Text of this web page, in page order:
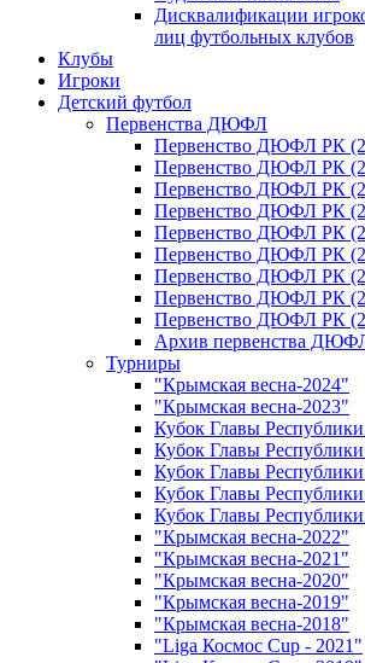
Дисквалификации
лиц футбольных клубов
Клубы
Игроки
Детский футбол
Первенства ДЮФЛ
Первенство ДЮФЛ РК
Первенство ДЮФЛ РК
Первенство ДЮФЛ РК
Первенство ДЮФЛ РК
Первенство ДЮФЛ РК
Первенство ДЮФЛ РК
Первенство ДЮФЛ РК
Первенство ДЮФЛ РК
Первенство ДЮФЛ РК
Архив первенства
Турниры
"Крымская весна-2024"
"Крымская весна-2023"
Кубок Главы
Кубок Главы
Кубок Главы
Кубок Главы
Кубок Главы
"Крымская весна-2022"
"Крымская весна-2021"
"Крымская весна-2020"
"Крымская весна-2019"
"Крымская весна-2018"
"Liga Космос Cup - 2021"